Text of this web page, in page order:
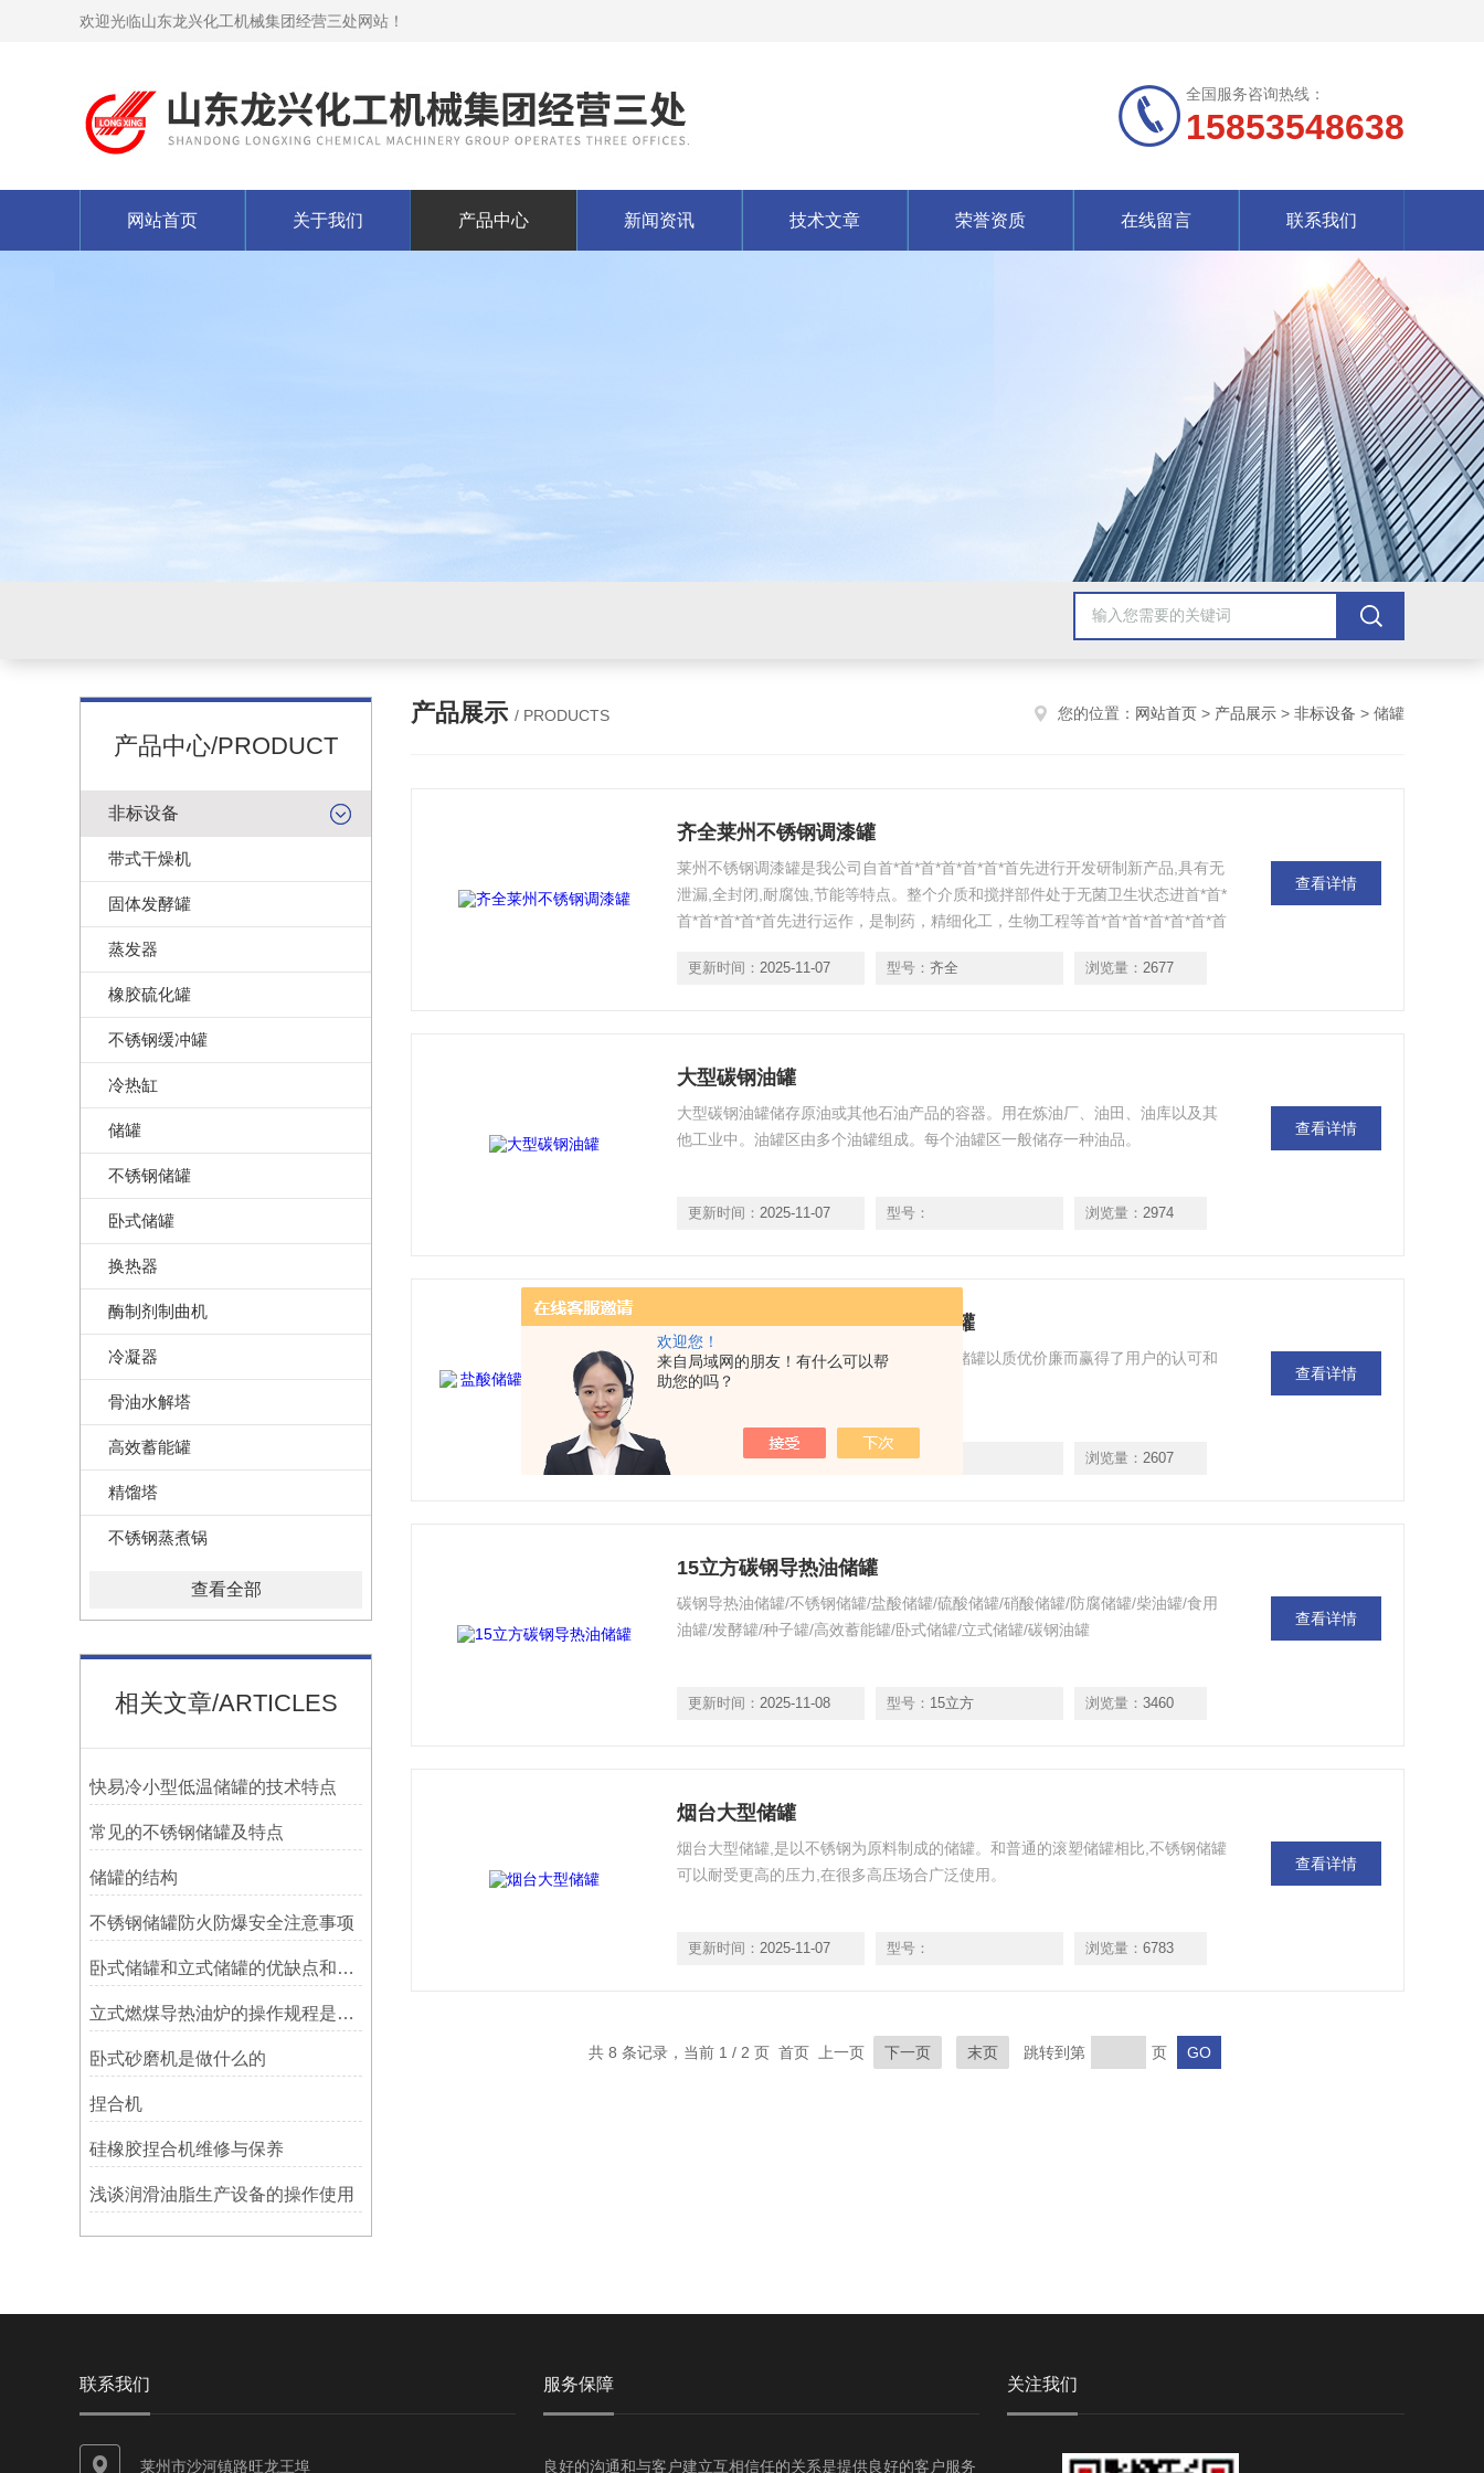
欢迎您！
来自局域网的朋友！有什么可以帮
助您的吗？
欢迎光临山东龙兴化工机械集团经营三处网站！
全国服务咨询热线：
15853548638
网站首页 关于我们 产品中心 新闻资讯 技术文章 荣誉资质 在线留言 联系我们
产品中心/PRODUCT
非标设备
带式干燥机
固体发酵罐
蒸发器
橡胶硫化罐
不锈钢缓冲罐
冷热缸
储罐
不锈钢储罐
卧式储罐
换热器
酶制剂制曲机
冷凝器
骨油水解塔
高效蓄能罐
精馏塔
不锈钢蒸煮锅
查看全部
相关文章/ARTICLES
快易冷小型低温储罐的技术特点
常见的不锈钢储罐及特点
储罐的结构
不锈钢储罐防火防爆安全注意事项
卧式储罐和立式储罐的优缺点和不同点
立式燃煤导热油炉的操作规程是什么？
卧式砂磨机是做什么的
捏合机
硅橡胶捏合机维修与保养
浅谈润滑油脂生产设备的操作使用
产品展示 / PRODUCTS 您的位置： 网站首页 > 产品展示 > 非标设备 > 储罐
齐全莱州不锈钢调漆罐
莱州不锈钢调漆罐是我公司自首*首*首*首*首*首*首先进行开发研制新产品,具有无
泄漏,全封闭,耐腐蚀,节能等特点。整个介质和搅拌部件处于无菌卫生状态进首*首*
首*首*首*首*首先进行运作，是制药，精细化工，生物工程等首*首*首*首*首*首*首
更新时间： 2025-11-07 型号： 齐全 浏览量： 2677
查看详情
大型碳钢油罐
大型碳钢油罐储存原油或其他石油产品的容器。用在炼油厂、油田、油库以及其
他工业中。油罐区由多个油罐组成。每个油罐区一般储存一种油品。
更新时间： 2025-11-07 型号： 浏览量： 2974
查看详情
盐酸储罐、龙兴储罐、不锈钢储罐
盐酸储罐由山东龙兴集团加工制造，盐酸储罐以质优价廉而赢得了用户的认可和
好评，现盐酸储罐*销售，欢迎选购1
更新时间：2025-11-07 型号： 浏览量： 2607
查看详情
15立方碳钢导热油储罐
碳钢导热油储罐/不锈钢储罐/盐酸储罐/硫酸储罐/硝酸储罐/防腐储罐/柴油罐/食用
油罐/发酵罐/种子罐/高效蓄能罐/卧式储罐/立式储罐/碳钢油罐
更新时间： 2025-11-08 型号： 15立方 浏览量： 3460
查看详情
烟台大型储罐
烟台大型储罐,是以不锈钢为原料制成的储罐。和普通的滚塑储罐相比,不锈钢储罐
可以耐受更高的压力,在很多高压场合广泛使用。
更新时间： 2025-11-07 型号： 浏览量： 6783
查看详情
共 8 条记录，当前 1 / 2 页 首页 上一页 下一页 末页 跳转到第 页
联系我们
莱州市沙河镇路旺龙王埠
服务保障
良好的沟通和与客户建立互相信任的关系是提供良好的客户服务
关注我们